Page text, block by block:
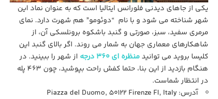
یکی از جاهای دیدنی فلورانس ایتالیا است که به عنوان نماد این
شهر شناخته می شود و با نام “دوئومو” هم شهرت دارد. نمای
مرمری سفید، سبز، صورتی و گنبد باشکوه برونلسکی آن، از
شاهکارهای معماری جهان به شمار می‌ روند. اگر بالای گنبد این
کلیسا بروید می توانیدمنظره ای 360 درجه
از شهر را ببینید. در
هنگام بازدید از این بنا، حتما کفش راحت بپوشید، چون 463 پله
در انتظار شماست.
آدرس: Piazza del Duomo, 50122 Firenze FI, Italy